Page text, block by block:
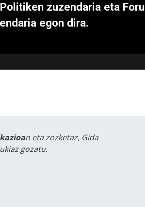
zuzendaria eta Foru
egon dira.
n eta zozketaz, Gida
gozatu.